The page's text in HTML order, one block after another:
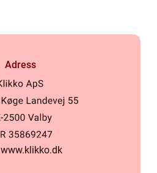
Adress
www.klikko.dk